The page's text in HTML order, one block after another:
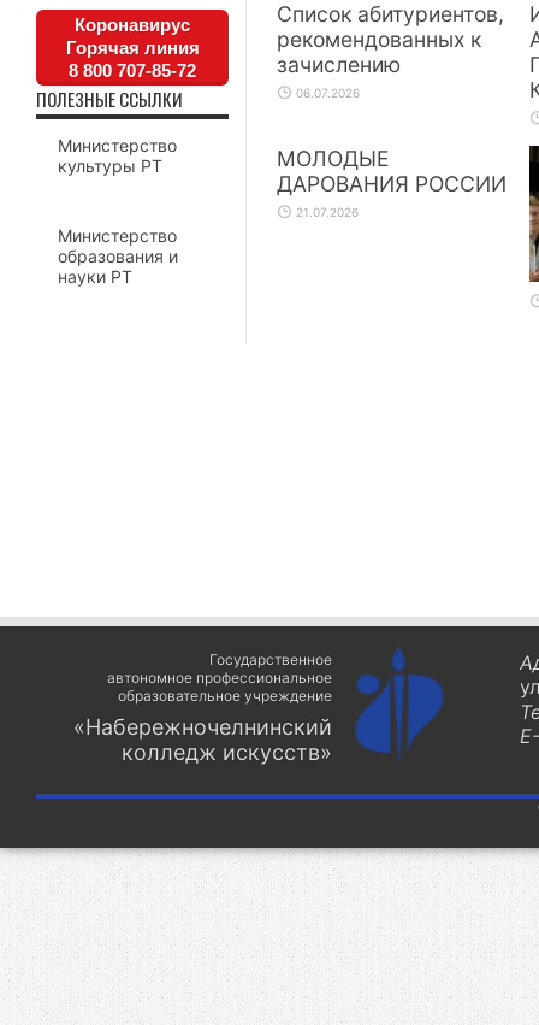
Список абитуриентов,
рекомендованных к
зачислению
06.07.2026
МОЛОДЫЕ
ДАРОВАНИЯ РОССИИ
21.07.2026
Коронавирус
Горячая линия
8 800 707-85-72
ПОЛЕЗНЫЕ ССЫЛКИ
Министерство
культуры РТ
Министерство
образования и
науки РТ
Государственное
автономное профессиональное
образовательное учреждение
«Набережночелнинский
колледж искусств»